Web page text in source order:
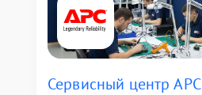
Сервисный центр APC